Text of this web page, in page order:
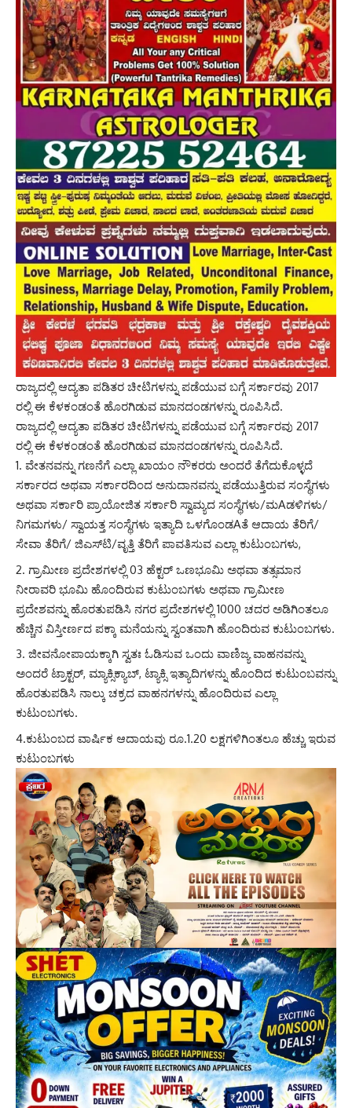
ರಾಜ್ಯದಲ್ಲಿ ಆದ್ಯತಾ ಪಡಿತರ ಚೀಟಿಗಳನ್ನು ಪಡೆಯುವ ಬಗ್ಗೆ ಸರ್ಕಾರವು 2017
ರಲ್ಲಿ ಈ ಕೆಳಕಂಡಂತೆ ಹೊರಗಿಡುವ ಮಾನದಂಡಗಳನ್ನು ರೂಪಿಸಿದೆ.
ರಾಜ್ಯದಲ್ಲಿ ಆದ್ಯತಾ ಪಡಿತರ ಚೀಟಿಗಳನ್ನು ಪಡೆಯುವ ಬಗ್ಗೆ ಸರ್ಕಾರವು 2017
ರಲ್ಲಿ ಈ ಕೆಳಕಂಡಂತೆ ಹೊರಗಿಡುವ ಮಾನದಂಡಗಳನ್ನು ರೂಪಿಸಿದೆ.
ವೇತನವನ್ನು ಗಣನೆಗೆ ಎಲ್ಲಾ ಖಾಯಂ ನೌಕರರು ಅಂದರೆ ತೆಗೆದುಕೊಳ್ಳದೆ
ಸರ್ಕಾರದ ಅಥವಾ ಸರ್ಕಾರದಿಂದ ಅನುದಾನವನ್ನು ಪಡೆಯುತ್ತಿರುವ ಸಂಸ್ಥೆಗಳು
ಅಥವಾ ಸರ್ಕಾರಿ ಪ್ರಾಯೋಜಿತ ಸರ್ಕಾರಿ ಸ್ವಾಮ್ಯದ ಸಂಸ್ಥೆಗಳು/ಮAಡಳಿಗಳು/
ನಿಗಮಗಳು/ ಸ್ವಾಯತ್ತ ಸಂಸ್ಥೆಗಳು ಇತ್ಯಾದಿ ಒಳಗೊಂಡAತೆ ಆದಾಯ ತೆರಿಗೆ/
ಸೇವಾ ತೆರಿಗೆ/ ಜಿಎಸ್‌ಟಿ/ವೃತ್ತಿ ತೆರಿಗೆ ಪಾವತಿಸುವ ಎಲ್ಲಾ ಕುಟುಂಬಗಳು,
ಗ್ರಾಮೀಣ ಪ್ರದೇಶಗಳಲ್ಲಿ 03 ಹೆಕ್ಟರ್ ಒಣಭೂಮಿ ಅಥವಾ ತತ್ಸಮಾನ
ನೀರಾವರಿ ಭೂಮಿ ಹೊಂದಿರುವ ಕುಟುಂಬಗಳು ಅಥವಾ ಗ್ರಾಮೀಣ
ಪ್ರದೇಶವನ್ನು ಹೊರತುಪಡಿಸಿ ನಗರ ಪ್ರದೇಶಗಳಲ್ಲಿ 1000 ಚದರ ಅಡಿಗಿಂತಲೂ
ಹೆಚ್ಚಿನ ವಿಸ್ತೀರ್ಣದ ಪಕ್ಕಾ ಮನೆಯನ್ನು ಸ್ವಂತವಾಗಿ ಹೊಂದಿರುವ ಕುಟುಂಬಗಳು.
ಜೀವನೋಪಾಯಕ್ಕಾಗಿ ಸ್ವತಃ ಓಡಿಸುವ ಒಂದು ವಾಣಿಜ್ಯ ವಾಹನವನ್ನು
ಅಂದರೆ ಟ್ರಾಕ್ಟರ್, ಮ್ಯಾಕ್ಸಿಕ್ಯಾಬ್, ಟ್ಯಾಕ್ಸಿ ಇತ್ಯಾದಿಗಳನ್ನು ಹೊಂದಿದ ಕುಟುಂಬವನ್ನು
ಹೊರತುಪಡಿಸಿ ನಾಲ್ಕು ಚಕ್ರದ ವಾಹನಗಳನ್ನು ಹೊಂದಿರುವ ಎಲ್ಲಾ
ಕುಟುಂಬಗಳು.
4.ಕುಟುಂಬದ ವಾರ್ಷಿಕ ಆದಾಯವು ರೂ.1.20 ಲಕ್ಷಗಳಿಗಿಂತಲೂ ಹೆಚ್ಚು ಇರುವ
ಕುಟುಂಬಗಳು